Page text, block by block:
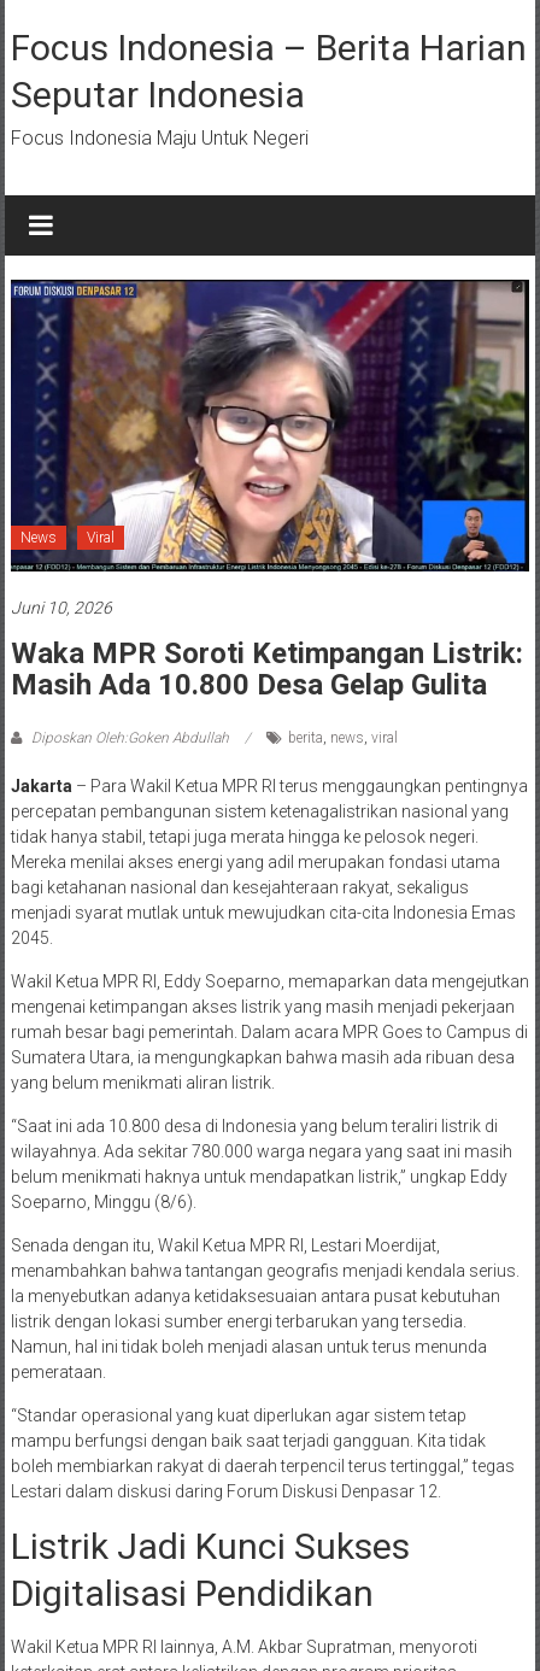
ke
konten
Focus Indonesia – Berita Harian
Seputar Indonesia
Focus Indonesia Maju Untuk Negeri
News Viral
Juni 10, 2026
Waka MPR Soroti Ketimpangan Listrik:
Masih Ada 10.800 Desa Gelap Gulita
Diposkan Oleh:Goken Abdullah berita, news, viral
Jakarta – Para Wakil Ketua MPR RI terus menggaungkan pentingnya
percepatan pembangunan sistem ketenagalistrikan nasional yang
tidak hanya stabil, tetapi juga merata hingga ke pelosok negeri.
Mereka menilai akses energi yang adil merupakan fondasi utama
bagi ketahanan nasional dan kesejahteraan rakyat, sekaligus
menjadi syarat mutlak untuk mewujudkan cita-cita Indonesia Emas
2045.
Wakil Ketua MPR RI, Eddy Soeparno, memaparkan data mengejutkan
mengenai ketimpangan akses listrik yang masih menjadi pekerjaan
rumah besar bagi pemerintah. Dalam acara MPR Goes to Campus di
Sumatera Utara, ia mengungkapkan bahwa masih ada ribuan desa
yang belum menikmati aliran listrik.
“Saat ini ada 10.800 desa di Indonesia yang belum teraliri listrik di
wilayahnya. Ada sekitar 780.000 warga negara yang saat ini masih
belum menikmati haknya untuk mendapatkan listrik,” ungkap Eddy
Soeparno, Minggu (8/6).
Senada dengan itu, Wakil Ketua MPR RI, Lestari Moerdijat,
menambahkan bahwa tantangan geografis menjadi kendala serius.
Ia menyebutkan adanya ketidaksesuaian antara pusat kebutuhan
listrik dengan lokasi sumber energi terbarukan yang tersedia.
Namun, hal ini tidak boleh menjadi alasan untuk terus menunda
pemerataan.
“Standar operasional yang kuat diperlukan agar sistem tetap
mampu berfungsi dengan baik saat terjadi gangguan. Kita tidak
boleh membiarkan rakyat di daerah terpencil terus tertinggal,” tegas
Lestari dalam diskusi daring Forum Diskusi Denpasar 12.
Listrik Jadi Kunci Sukses
Digitalisasi Pendidikan
Wakil Ketua MPR RI lainnya, A.M. Akbar Supratman, menyoroti